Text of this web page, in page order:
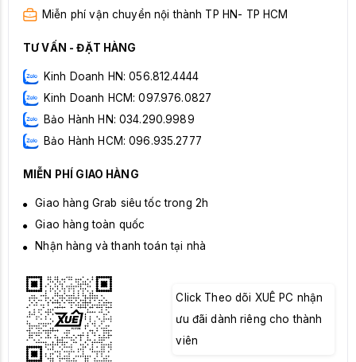
Miễn phí vận chuyển nội thành TP HN- TP HCM
TƯ VẤN - ĐẶT HÀNG
Kinh Doanh HN: 056.812.4444
Kinh Doanh HCM: 097.976.0827
Bảo Hành HN: 034.290.9989
Bảo Hành HCM: 096.935.2777
MIỄN PHÍ GIAO HÀNG
Giao hàng Grab siêu tốc trong 2h
Giao hàng toàn quốc
Nhận hàng và thanh toán tại nhà
Click Theo dõi XUÊ PC nhận
ưu đãi dành riêng cho thành
viên